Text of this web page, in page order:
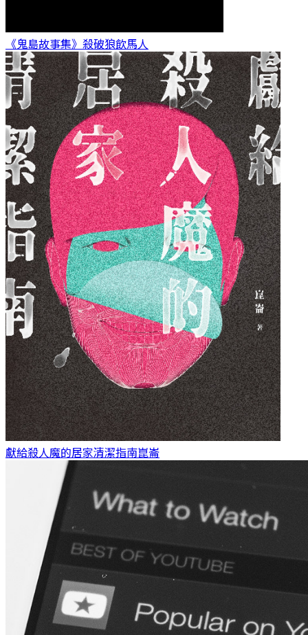
《鬼島故事集》殺破狼飲馬人
獻給殺人魔的居家清潔指南崑崙